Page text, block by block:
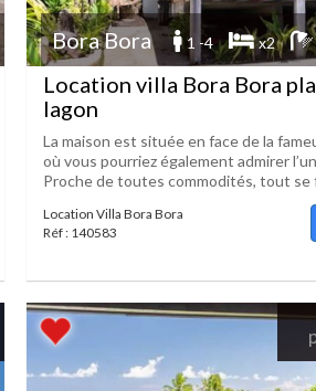
Bora Bora 1 -4 x2
Location villa Bora Bora
lagon
La maison est située en face de la
où vous pourriez également admirer
Proche de toutes commodités, tout se
Location Villa Bora Bora
Réf : 140583